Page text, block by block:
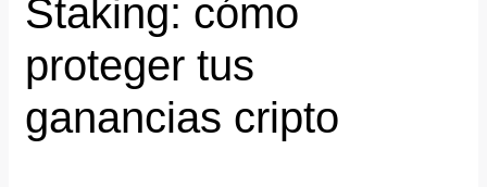
Staking: cómo
proteger tus
ganancias cripto